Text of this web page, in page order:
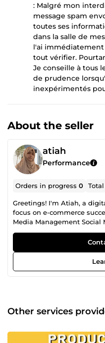
: Malgré mon
message spam
toutes ses
dans la salle de
l'ai
tout vérifier.
Je conseille à tous
de prudence
inexpérimentés
About the seller
atiah
Performance
Orders in progress0
Greetings! I'm Atiah, a
focus on e-commerce
Media Management Social
Media Marketing Shopify
Assistant WordPress
Assistant Ecommerce
Assistant Social Media
successfully helped
Other services